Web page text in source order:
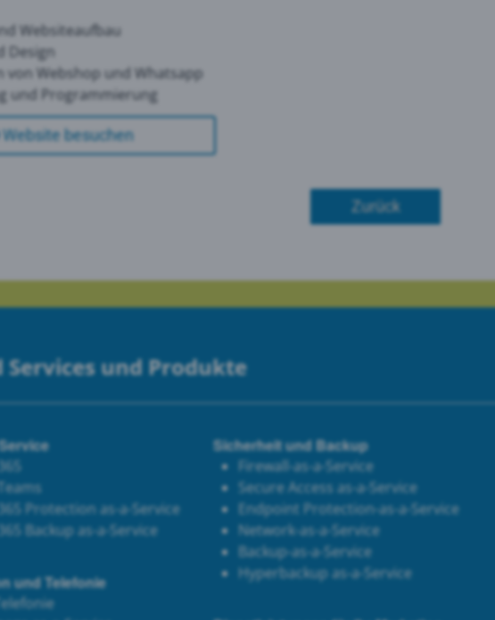
Websiteaufbau
Design
von Webshop und Whatsapp
und Programmierung
Website besuchen
Zurück
Services und Produkte
Protection as-a-Service
Backup as-a-Service
und Telefonie
Sicherheit und Backup
Firewall-as-a-Service
Secure Access as-a-Service
Endpoint Protection-as-a-Service
Network-as-a-Service
Backup-as-a-Service
Hyperbackup as-a-Service